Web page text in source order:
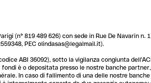
(n° 819 489 626) con sede in Rue De Navarin
PEC olindasas@legalmail.it).
ABI 36092), sotto la vigilanza congiunta
è o depositata presso le nostre banche
In caso di fallimento di una delle nostre